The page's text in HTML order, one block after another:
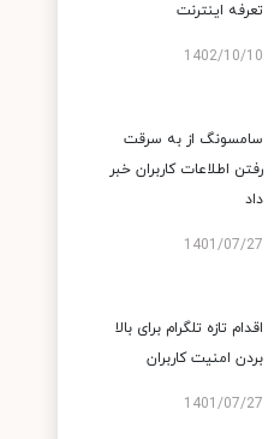
تعرفه اینترنت
1402/10/10
سامسونگ از به سرقت
رفتن اطلاعات کاربران خبر
داد
1401/07/27
اقدام تازه تلگرام برای بالا
بردن امنیت کاربران
1401/07/27